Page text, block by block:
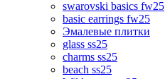
swarovski basics fw25
basic earrings fw25
Эмалевые плитки
glass ss25
charms ss25
beach ss25